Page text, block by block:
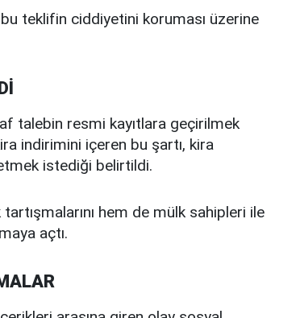
teklifin ciddiyetini koruması üzerine
talebin resmi kayıtlara geçirilmek
indirimini içeren bu şartı, kira
istediği belirtildi.
hem de mülk sahipleri ile
açtı.